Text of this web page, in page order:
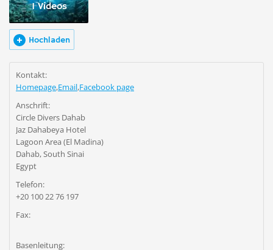
1 Videos
Hochladen
Kontakt:
Homepage,Email,Facebook page
Anschrift:
Circle Divers Dahab
Jaz Dahabeya Hotel
Lagoon Area (El Madina)
Dahab, South Sinai
Egypt
Telefon:
+20 100 22 76 197
Fax:
Basenleitung: